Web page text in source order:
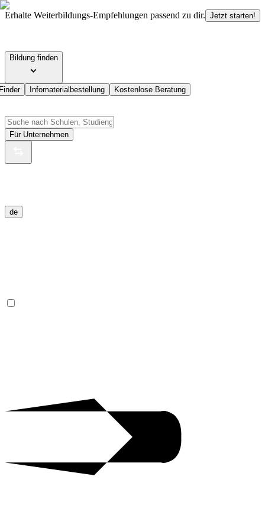
Erhalte Weiterbildungs-Empfehlungen passend zu dir. Jetzt starten!
Bildung finden
Infomaterialbestellung Kostenlose Beratung
Für Unternehmen
de